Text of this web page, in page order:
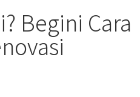
Begini Cara